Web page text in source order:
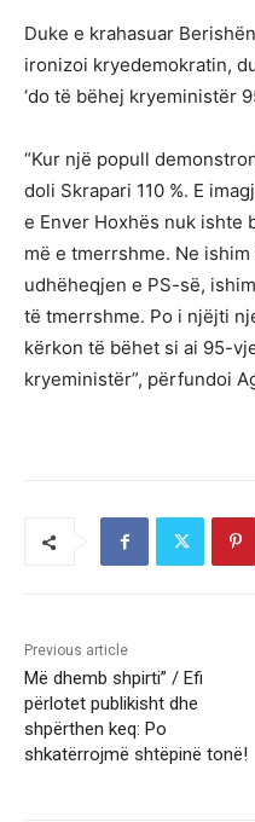
Duke e krahasuar
ironizoi kryedemokratin,
‘do të bëhej kryeministër
“Kur një popull
doli Skrapari 110 %. E
e Enver Hoxhës nuk ishte
më e tmerrshme. Ne
udhëheqjen e PS-së,
të tmerrshme. Po i njëjti
kërkon të bëhet si ai 95-
kryeministër”, përfundoi
Previous article
Më dhemb shpirti” / Efi
përlotet publikisht dhe
shpërthen keq: Po
shkatërrojmë shtëpinë tonë!